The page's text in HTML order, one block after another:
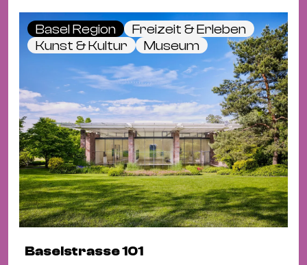
Basel Region
Freizeit & Erleben
Kunst & Kultur
Museum
Baselstrasse 101